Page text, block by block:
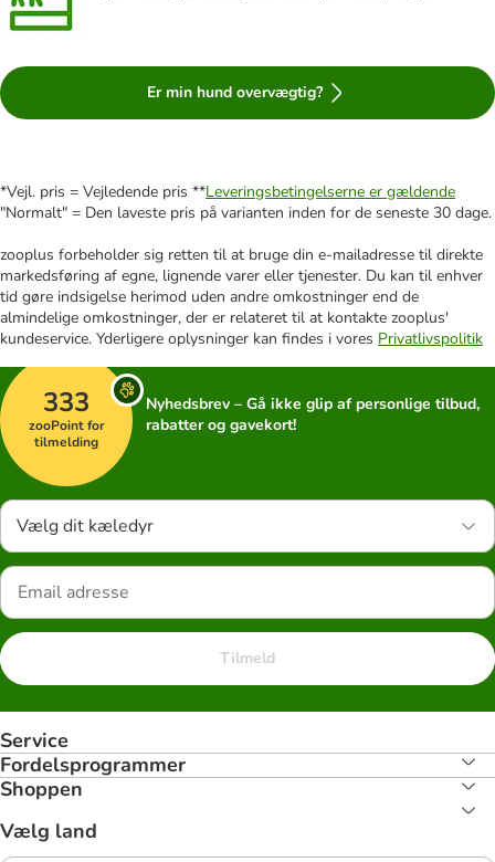
Er min hund overvægtig?
*Vejl. pris = Vejledende pris **Leveringsbetingelserne er gældende
"Normalt" = Den laveste pris på varianten inden for de seneste 30 dage.
zooplus forbeholder sig retten til at bruge din e-mailadresse til direkte
markedsføring af egne, lignende varer eller tjenester. Du kan til enhver
tid gøre indsigelse herimod uden andre omkostninger end de
almindelige omkostninger, der er relateret til at kontakte zooplus'
kundeservice. Yderligere oplysninger kan findes i vores Privatlivspolitik
333
zooPoint for
tilmelding
Nyhedsbrev – Gå ikke glip af personlige tilbud,
rabatter og gavekort!
Vælg dit kæledyr
Tilmeld
Service
Fordelsprogrammer
Shoppen
Vælg land